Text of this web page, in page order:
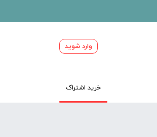
وارد شوید
خرید اشتراک